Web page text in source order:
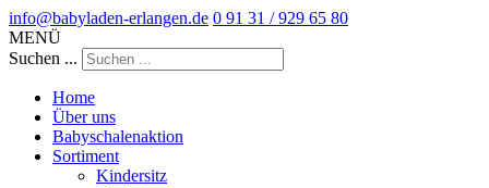
info@babyladen-erlangen.de 0 91 31 / 929 65 80
MENÜ
Suchen ...
Home
Über uns
Babyschalenaktion
Sortiment
Kindersitz